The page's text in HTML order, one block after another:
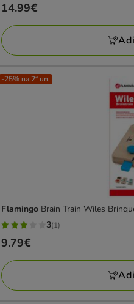
Preço
14.99€
14.99€
-25% na 2ª un.
Flamingo Brain Train Wiles
3
estrelas
com
1
avaliações
3(1)
Preço
9.79€
9.79€